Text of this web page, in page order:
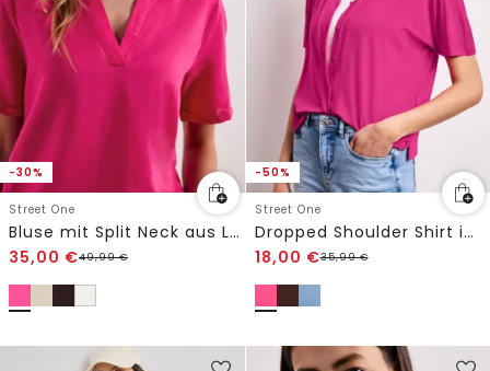
-30%
Street One
Bluse mit Split Neck aus Leinenmix
35,00 €49,99€
-50%
Street One
Dropped Shoulder Shirt im Tunika-Look
18,00 €35,99€